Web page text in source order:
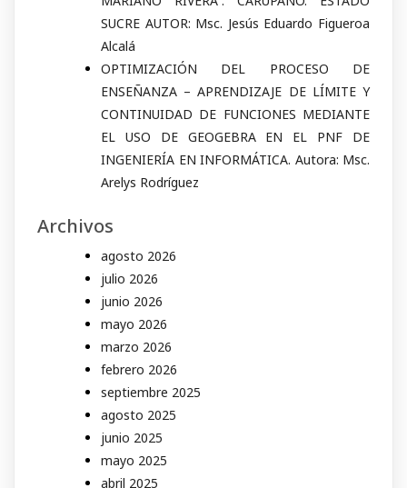
SUCRE AUTOR: Msc. Jesús Eduardo Figueroa
Alcalá
OPTIMIZACIÓN DEL PROCESO DE
ENSEÑANZA – APRENDIZAJE DE LÍMITE Y
CONTINUIDAD DE FUNCIONES MEDIANTE
EL USO DE GEOGEBRA EN EL PNF DE
INGENIERÍA EN INFORMÁTICA. Autora: Msc.
Arelys Rodríguez
Archivos
agosto 2026
julio 2026
junio 2026
mayo 2026
marzo 2026
febrero 2026
septiembre 2025
agosto 2025
junio 2025
mayo 2025
abril 2025